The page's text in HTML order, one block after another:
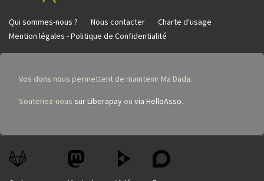
Qui sommes-nous ? Nous contacter
Charte d'usage
Mention légales - Politique de Confidentialité
Vos dons nous permettent de maintenir Ma Dada.
Soutenez-nous sur Liberapay ou via HelloAsso.